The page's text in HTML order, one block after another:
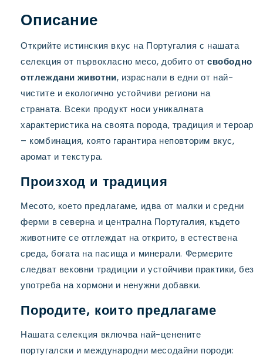
Описание
Открийте истинския вкус на Португалия с нашата
селекция от първокласно месо, добито отсвободно
отглеждани животни, израснали в едни от най-
чистите и екологично устойчиви региони на
страната. Всеки продукт носи уникалната
характеристика на своята порода, традиция и тероар
– комбинация, която гарантира неповторим вкус,
аромат и текстура.
Произход и традиция
Месото, което предлагаме, идва от малки и средни
ферми в северна и централна Португалия, където
животните се отглеждат на открито, в естествена
среда, богата на пасища и минерали. Фермерите
следват вековни традиции и устойчиви практики, без
употреба на хормони и ненужни добавки.
Породите, които предлагаме
Нашата селекция включва най-ценените
португалски и международни месодайни породи: